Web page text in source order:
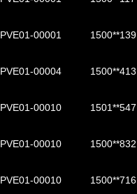
PVE01-00001 1500**139
PVE01-00004 1500**413
PVE01-00010 1501**547
PVE01-00010 1500**832
PVE01-00010 1500**716